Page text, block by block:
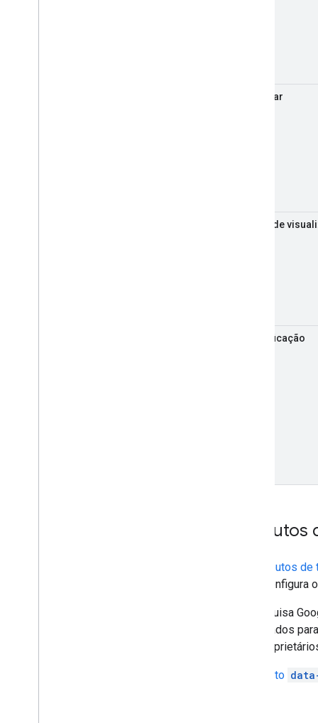
atualizar
janela de
classificação
Atributos
atributos
configura
A Pesquisa
são usados
aos
atributo